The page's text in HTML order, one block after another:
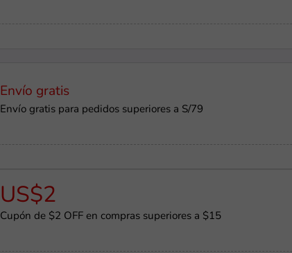
Envío gratis
Envío gratis para pedidos superiores a S/79
US$2
Cupón de $2 OFF en compras superiores a $15